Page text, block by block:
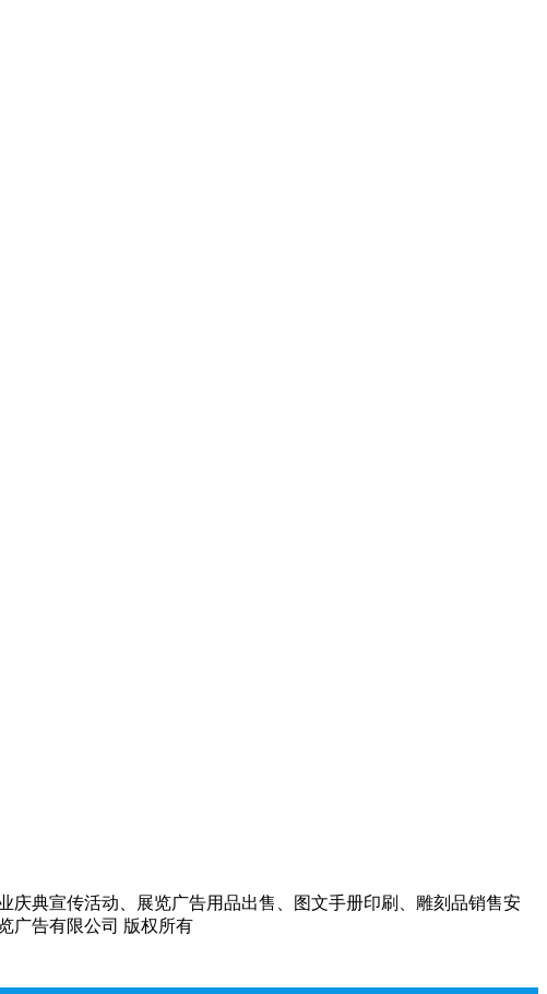
典宣传活动、展览广告用品出售、图文手册印刷、雕刻品销售安
广告有限公司 版权所有